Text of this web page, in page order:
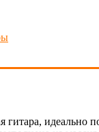
гитара,